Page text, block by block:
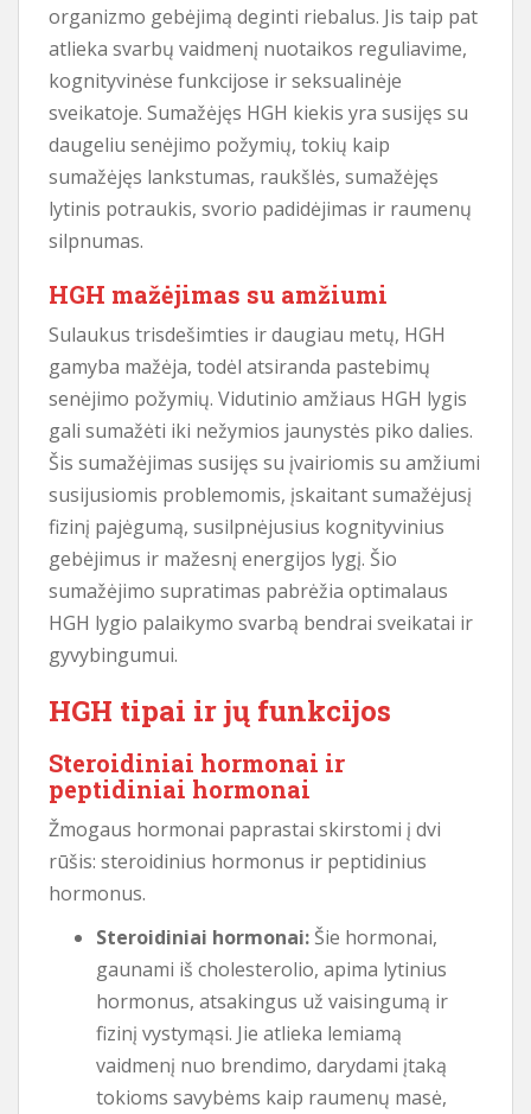
organizmo gebėjimą deginti riebalus. Jis taip pat
atlieka svarbų vaidmenį nuotaikos reguliavime,
kognityvinėse funkcijose ir seksualinėje
sveikatoje. Sumažėjęs HGH kiekis yra susijęs su
daugeliu senėjimo požymių, tokių kaip
sumažėjęs lankstumas, raukšlės, sumažėjęs
lytinis potraukis, svorio padidėjimas ir raumenų
silpnumas.
HGH mažėjimas su amžiumi
Sulaukus trisdešimties ir daugiau metų, HGH
gamyba mažėja, todėl atsiranda pastebimų
senėjimo požymių. Vidutinio amžiaus HGH lygis
gali sumažėti iki nežymios jaunystės piko dalies.
Šis sumažėjimas susijęs su įvairiomis su amžiumi
susijusiomis problemomis, įskaitant sumažėjusį
fizinį pajėgumą, susilpnėjusius kognityvinius
gebėjimus ir mažesnį energijos lygį. Šio
sumažėjimo supratimas pabrėžia optimalaus
HGH lygio palaikymo svarbą bendrai sveikatai ir
gyvybingumui.
HGH tipai ir jų funkcijos
Steroidiniai hormonai ir
peptidiniai hormonai
Žmogaus hormonai paprastai skirstomi į dvi
rūšis: steroidinius hormonus ir peptidinius
hormonus.
Steroidiniai hormonai: Šie hormonai,
gaunami iš cholesterolio, apima lytinius
hormonus, atsakingus už vaisingumą ir
fizinį vystymąsi. Jie atlieka lemiamą
vaidmenį nuo brendimo, darydami įtaką
tokioms savybėms kaip raumenų masė,